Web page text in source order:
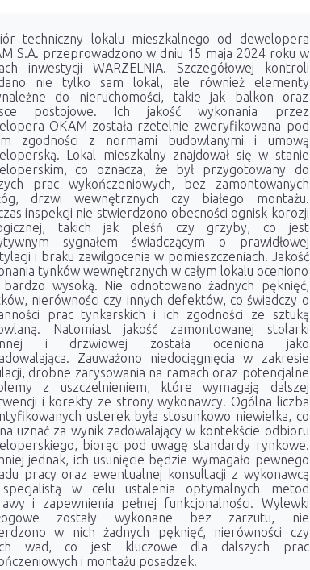
techniczny lokalu mieszkalnego od dewelopera
S.A. przeprowadzono w dniu 15 maja 2024 roku w
inwestycji WARZELNIA. Szczegółowej kontroli
nie tylko sam lokal, ale również elementy
do nieruchomości, takie jak balkon oraz
postojowe. Ich jakość wykonania przez
OKAM została rzetelnie zweryfikowana pod
zgodności z normami budowlanymi i umową
Lokal mieszkalny znajdował się w stanie
co oznacza, że był przygotowany do
prac wykończeniowych, bez zamontowanych
drzwi wewnętrznych czy białego montażu.
inspekcji nie stwierdzono obecności ognisk korozji
takich jak pleśń czy grzyby, co jest
sygnałem świadczącym o prawidłowej
i braku zawilgocenia w pomieszczeniach. Jakość
tynków wewnętrznych w całym lokalu oceniono
bardzo wysoką. Nie odnotowano żadnych pęknięć,
nierówności czy innych defektów, co świadczy o
prac tynkarskich i ich zgodności ze sztuką
Natomiast jakość zamontowanej stolarki
i drzwiowej została oceniona jako
Zauważono niedociągnięcia w zakresie
drobne zarysowania na ramach oraz potencjalne
z uszczelnieniem, które wymagają dalszej
i korekty ze strony wykonawcy. Ogólna liczba
usterek była stosunkowo niewielka, co
uznać za wynik zadowalający w kontekście odbioru
biorąc pod uwagę standardy rynkowe.
jednak, ich usunięcie będzie wymagało pewnego
pracy oraz ewentualnej konsultacji z wykonawcą
w celu ustalenia optymalnych metod
i zapewnienia pełnej funkcjonalności. Wylewki
zostały wykonane bez zarzutu, nie
w nich żadnych pęknięć, nierówności czy
wad, co jest kluczowe dla dalszych prac
i montażu posadzek.